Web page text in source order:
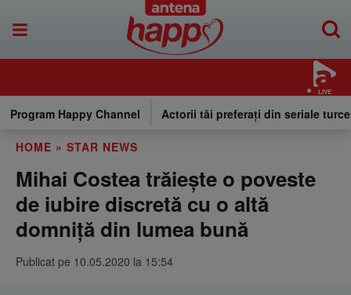
LIVE
Program Happy Channel Actorii tăi preferați din seriale
HOME » STAR NEWS
Mihai Costea trăieşte o poveste
de iubire discretă cu o altă
domniţă din lumea bună
Publicat pe 10.05.2020 la 15:54